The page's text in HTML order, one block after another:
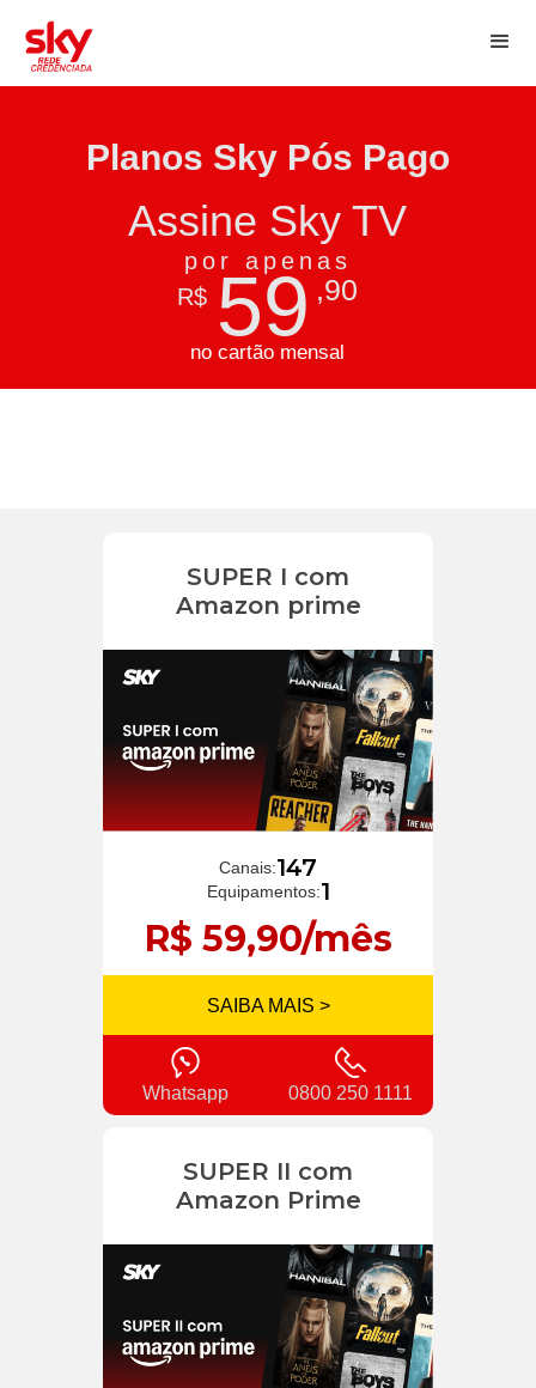
Planos Sky Pós Pago
Assine Sky TV
por apenas
R$ 59 ,90
no cartão mensal
SUPER I com
Amazon prime
Canais:147
Equipamentos:1
R$ 59,90/mês
SAIBA MAIS >
Whatsapp 0800 250 1111
SUPER II com
Amazon Prime